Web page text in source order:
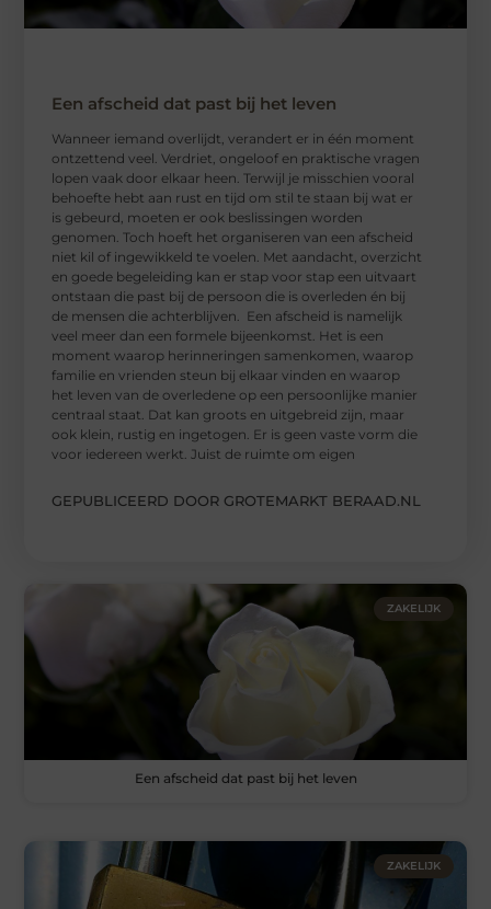
Een afscheid dat past bij het leven
Wanneer iemand overlijdt, verandert er in één moment
ontzettend veel. Verdriet, ongeloof en praktische vragen
lopen vaak door elkaar heen. Terwijl je misschien vooral
behoefte hebt aan rust en tijd om stil te staan bij wat er
is gebeurd, moeten er ook beslissingen worden
genomen. Toch hoeft het organiseren van een afscheid
niet kil of ingewikkeld te voelen. Met aandacht, overzicht
en goede begeleiding kan er stap voor stap een uitvaart
ontstaan die past bij de persoon die is overleden én bij
de mensen die achterblijven. Een afscheid is namelijk
veel meer dan een formele bijeenkomst. Het is een
moment waarop herinneringen samenkomen, waarop
familie en vrienden steun bij elkaar vinden en waarop
het leven van de overledene op een persoonlijke manier
centraal staat. Dat kan groots en uitgebreid zijn, maar
ook klein, rustig en ingetogen. Er is geen vaste vorm die
voor iedereen werkt. Juist de ruimte om eigen
GEPUBLICEERD DOOR GROTEMARKT BERAAD.NL
ZAKELIJK
Een afscheid dat past bij het leven
ZAKELIJK